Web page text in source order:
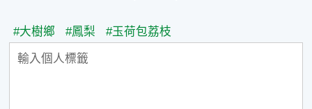
#大樹鄉 #鳳梨 #玉荷包荔枝